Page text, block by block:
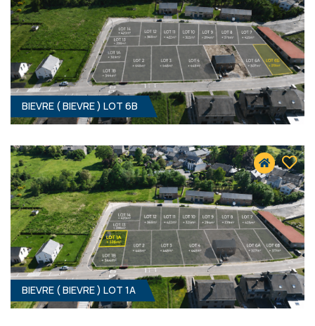
Prix sur demande
BIEVRE ( BIEVRE ) LOT 6B
BIEVRE ( BIEVRE ) LOT 1A